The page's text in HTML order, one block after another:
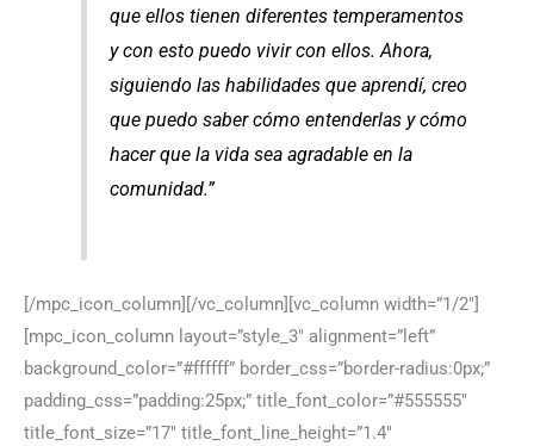
que ellos tienen diferentes temperamentos
y con esto puedo vivir con ellos. Ahora,
siguiendo las habilidades que aprendí, creo
que puedo saber cómo entenderlas y cómo
hacer que la vida sea agradable en la
comunidad.”
[/mpc_icon_column][/vc_column][vc_column width=”1/2″]
[mpc_icon_column layout=”style_3″ alignment=”left”
background_color=”#ffffff” border_css=”border-radius:0px;”
padding_css=”padding:25px;” title_font_color=”#555555″
title_font_size=”17″ title_font_line_height=”1.4″